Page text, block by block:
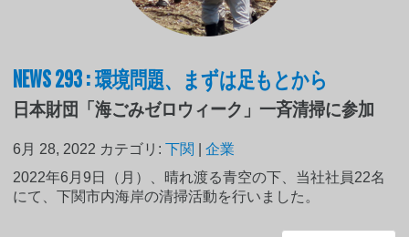
NEWS 293 : 環境問題、まずは足もとから
日本財団「海ごみゼロウィーク」一斉清掃に参加
6月 28, 2022 カテゴリ:下関 |企業
2022年6月9日（月）、晴れ渡る青空の下、当社社員22名
にて、下関市内海岸の清掃活動を行いました。